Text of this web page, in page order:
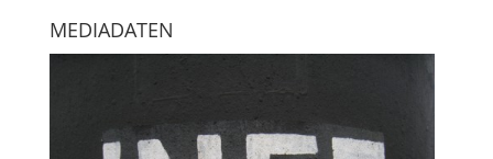
MEDIADATEN